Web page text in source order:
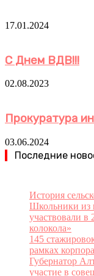
17.01.2024
С Днем ВДВ!!!
02.08.2023
Прокуратура
03.06.2024
Последние
История
Школьники из
участвовали в
колокола»
145
рамках
Губернатор
участие в